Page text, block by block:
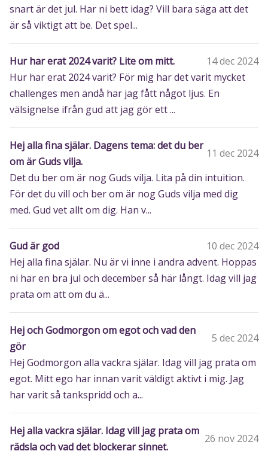
snart är det jul. Har ni bett idag? Vill bara säga att det
är så viktigt att be. Det spel...
Hur har erat 2024 varit? Lite om mitt.
14 dec 2024
Hur har erat 2024 varit? För mig har det varit mycket
challenges men ändå har jag fått något ljus. En
välsignelse ifrån gud att jag gör ett ...
Hej alla fina själar. Dagens tema: det du ber
om är Guds vilja.
11 dec 2024
Det du ber om är nog Guds vilja. Lita på din intuition.
För det du vill och ber om är nog Guds vilja med dig
med. Gud vet allt om dig. Han v...
Gud är god
10 dec 2024
Hej alla fina själar. Nu är vi inne i andra advent. Hoppas
ni har en bra jul och december så här långt. Idag vill jag
prata om att om du ä...
Hej och Godmorgon om egot och vad den
gör
5 dec 2024
Hej Godmorgon alla vackra själar. Idag vill jag prata om
egot. Mitt ego har innan varit väldigt aktivt i mig. Jag
har varit så tankspridd och a...
Hej alla vackra själar. Idag vill jag prata om
rädsla och vad det blockerar sinnet.
26 nov 2024